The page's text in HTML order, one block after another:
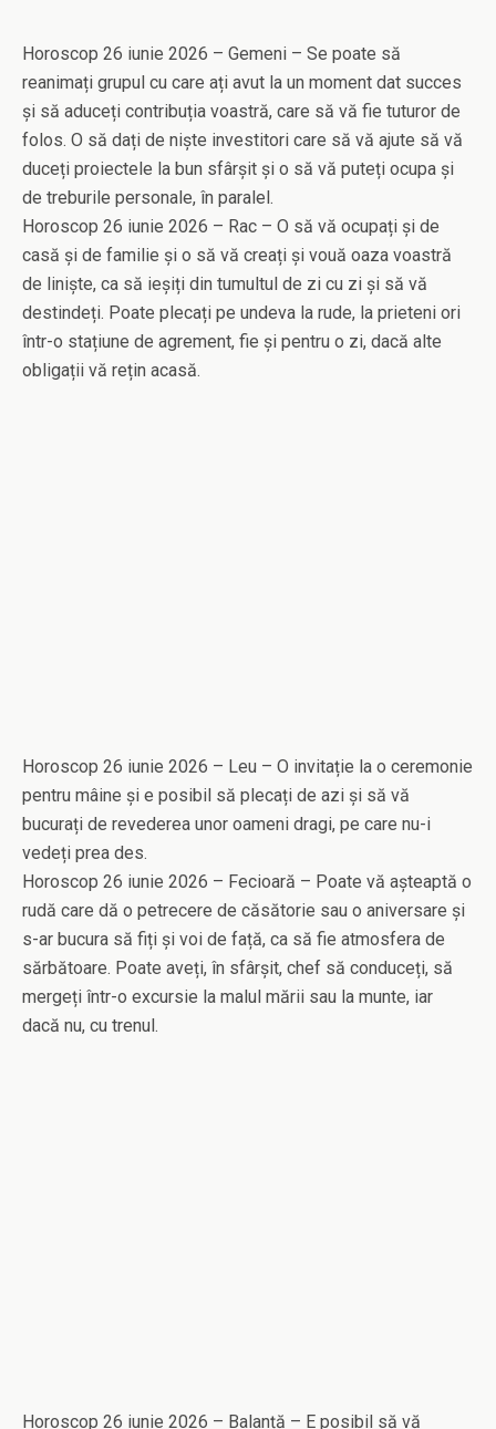
Horoscop 26 iunie 2026 – Gemeni – Se poate să
reanimați grupul cu care ați avut la un moment dat succes
și să aduceți contribuția voastră, care să vă fie tuturor de
folos. O să dați de niște investitori care să vă ajute să vă
duceți proiectele la bun sfârșit și o să vă puteți ocupa și
de treburile personale, în paralel.
Horoscop 26 iunie 2026 – Rac – O să vă ocupați și de
casă și de familie și o să vă creați și vouă oaza voastră
de liniște, ca să ieșiți din tumultul de zi cu zi și să vă
destindeți. Poate plecați pe undeva la rude, la prieteni ori
într-o stațiune de agrement, fie și pentru o zi, dacă alte
obligații vă rețin acasă.
Horoscop 26 iunie 2026 – Leu – O invitație la o ceremonie
pentru mâine și e posibil să plecați de azi și să vă
bucurați de revederea unor oameni dragi, pe care nu-i
vedeți prea des.
Horoscop 26 iunie 2026 – Fecioară – Poate vă așteaptă o
rudă care dă o petrecere de căsătorie sau o aniversare și
s-ar bucura să fiți și voi de față, ca să fie atmosfera de
sărbătoare. Poate aveți, în sfârșit, chef să conduceți, să
mergeți într-o excursie la malul mării sau la munte, iar
dacă nu, cu trenul.
Horoscop 26 iunie 2026 – Balanță – E posibil să vă